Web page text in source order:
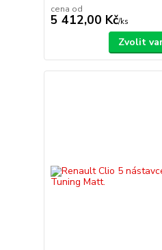
cena od
5 412,00 Kč/ks
Zvolit